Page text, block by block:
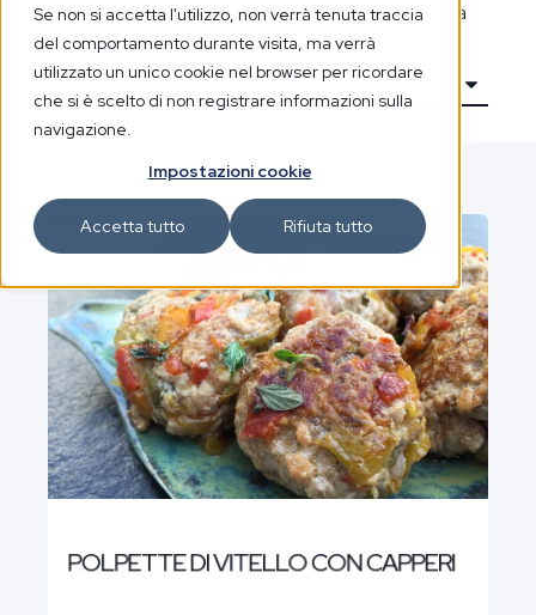
Se non si accetta l'utilizzo, non verrà tenuta traccia
del comportamento durante visita, ma verrà
utilizzato un unico cookie nel browser per ricordare
che si è scelto di non registrare informazioni sulla
navigazione.
Impostazioni cookie
Accetta tutto Rifiuta tutto
Per offrire delle idee ai pazienti che seguono la dieta
Sinomedica, abbiamo ideato alcune ricette a base di
verdure assortite, pesce e carne. Proponiamo una
scelta di piatti semplici da realizzare, che
dietetico. Questo blog è rivolto a tutte le persone che
seguono la dieta Sinomedica. La dieta non rappresenta
POLPETTE DI VITELLO CON CAPPERI